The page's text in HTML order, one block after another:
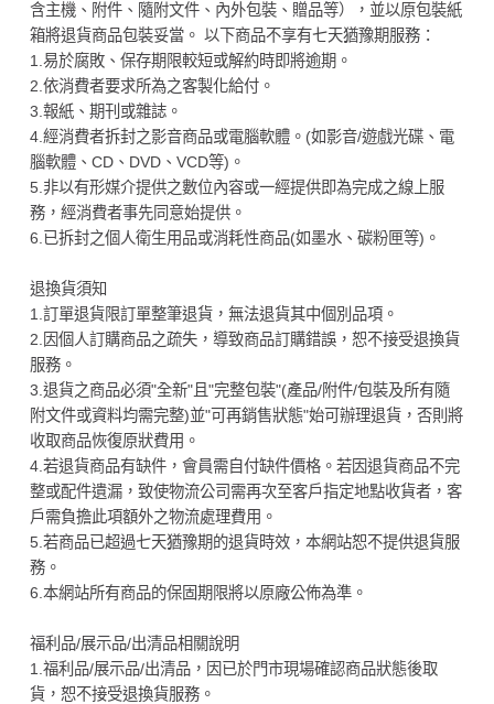
含主機、附件、隨附文件、內外包裝、贈品等），並以原包裝紙
箱將退貨商品包裝妥當。 以下商品不享有七天猶豫期服務：
1.易於腐敗、保存期限較短或解約時即將逾期。
2.依消費者要求所為之客製化給付。
3.報紙、期刊或雜誌。
4.經消費者拆封之影音商品或電腦軟體。(如影音/遊戲光碟、電
腦軟體、CD、DVD、VCD等)。
5.非以有形媒介提供之數位內容或一經提供即為完成之線上服
務，經消費者事先同意始提供。
6.已拆封之個人衛生用品或消耗性商品(如墨水、碳粉匣等)。
退換貨須知
1.訂單退貨限訂單整筆退貨，無法退貨其中個別品項。
2.因個人訂購商品之疏失，導致商品訂購錯誤，恕不接受退換貨
服務。
3.退貨之商品必須"全新"且"完整包裝"(產品/附件/包裝及所有隨
附文件或資料均需完整)並"可再銷售狀態"始可辦理退貨，否則將
收取商品恢復原狀費用。
4.若退貨商品有缺件，會員需自付缺件價格。若因退貨商品不完
整或配件遺漏，致使物流公司需再次至客戶指定地點收貨者，客
戶需負擔此項額外之物流處理費用。
5.若商品已超過七天猶豫期的退貨時效，本網站恕不提供退貨服
務。
6.本網站所有商品的保固期限將以原廠公佈為準。
福利品/展示品/出清品相關說明
1.福利品/展示品/出清品，因已於門市現場確認商品狀態後取
貨，恕不接受退換貨服務。